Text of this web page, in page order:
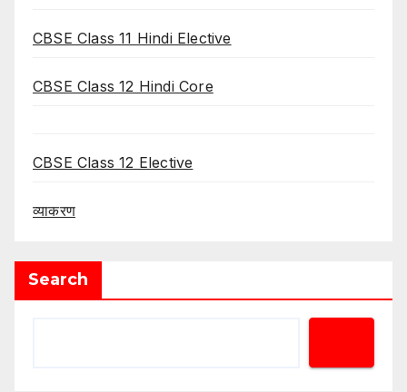
CBSE Class 11 Hindi Elective
CBSE Class 12 Hindi Core
CBSE Class 12 Elective
व्याकरण
Search